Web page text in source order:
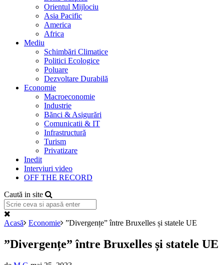
Orientul Mijlociu
Asia Pacific
America
Africa
Mediu
Schimbări Climatice
Politici Ecologice
Poluare
Dezvoltare Durabilă
Economie
Macroeconomie
Industrie
Bănci & Asigurări
Comunicatii & IT
Infrastructură
Turism
Privatizare
Inedit
Interviuri video
OFF THE RECORD
Caută in site
Acasă Economie ”Divergențe” între Bruxelles și statele UE
”Divergențe” între Bruxelles și statele UE